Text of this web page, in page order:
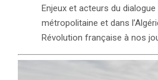
Enjeux et acteurs du
métropolitaine et dans
Révolution française à nos